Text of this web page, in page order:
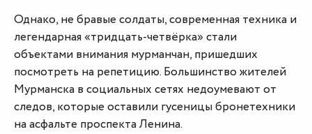
Однако, не бравые солдаты, современная техника и
легендарная «тридцать-четвёрка» стали
объектами внимания мурманчан, пришедших
посмотреть на репетицию. Большинство жителей
Мурманска в социальных сетях недоумевают от
следов, которые оставили гусеницы бронетехники
на асфальте проспекта Ленина.